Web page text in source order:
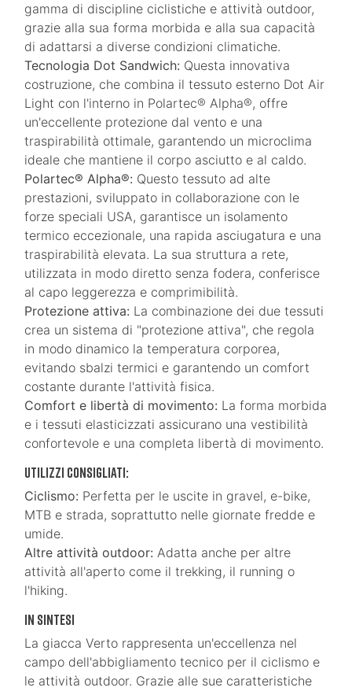
gamma di discipline ciclistiche e attività outdoor,
grazie alla sua forma morbida e alla sua capacità
di adattarsi a diverse condizioni climatiche.
Tecnologia Dot Sandwich: Questa innovativa
costruzione, che combina il tessuto esterno Dot Air
Light con l'interno in Polartec® Alpha®, offre
un'eccellente protezione dal vento e una
traspirabilità ottimale, garantendo un microclima
ideale che mantiene il corpo asciutto e al caldo.
Polartec® Alpha®: Questo tessuto ad alte
prestazioni, sviluppato in collaborazione con le
forze speciali USA, garantisce un isolamento
termico eccezionale, una rapida asciugatura e una
traspirabilità elevata. La sua struttura a rete,
utilizzata in modo diretto senza fodera, conferisce
al capo leggerezza e comprimibilità.
Protezione attiva: La combinazione dei due tessuti
crea un sistema di "protezione attiva", che regola
in modo dinamico la temperatura corporea,
evitando sbalzi termici e garantendo un comfort
costante durante l'attività fisica.
Comfort e libertà di movimento: La forma morbida
e i tessuti elasticizzati assicurano una vestibilità
confortevole e una completa libertà di movimento.
Utilizzi consigliati:
Ciclismo: Perfetta per le uscite in gravel, e-bike,
MTB e strada, soprattutto nelle giornate fredde e
umide.
Altre attività outdoor: Adatta anche per altre
attività all'aperto come il trekking, il running o
l'hiking.
In sintesi
La giacca Verto rappresenta un'eccellenza nel
campo dell'abbigliamento tecnico per il ciclismo e
le attività outdoor. Grazie alle sue caratteristiche